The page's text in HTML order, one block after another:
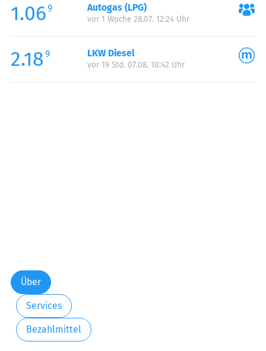
1.069 Autogas (LPG)
vor 1 Woche 28.07. 12:24 Uhr
2.18 9 LKW Diesel
vor 19 Std. 07.08. 10:42 Uhr
Über
Services
Bezahlmittel